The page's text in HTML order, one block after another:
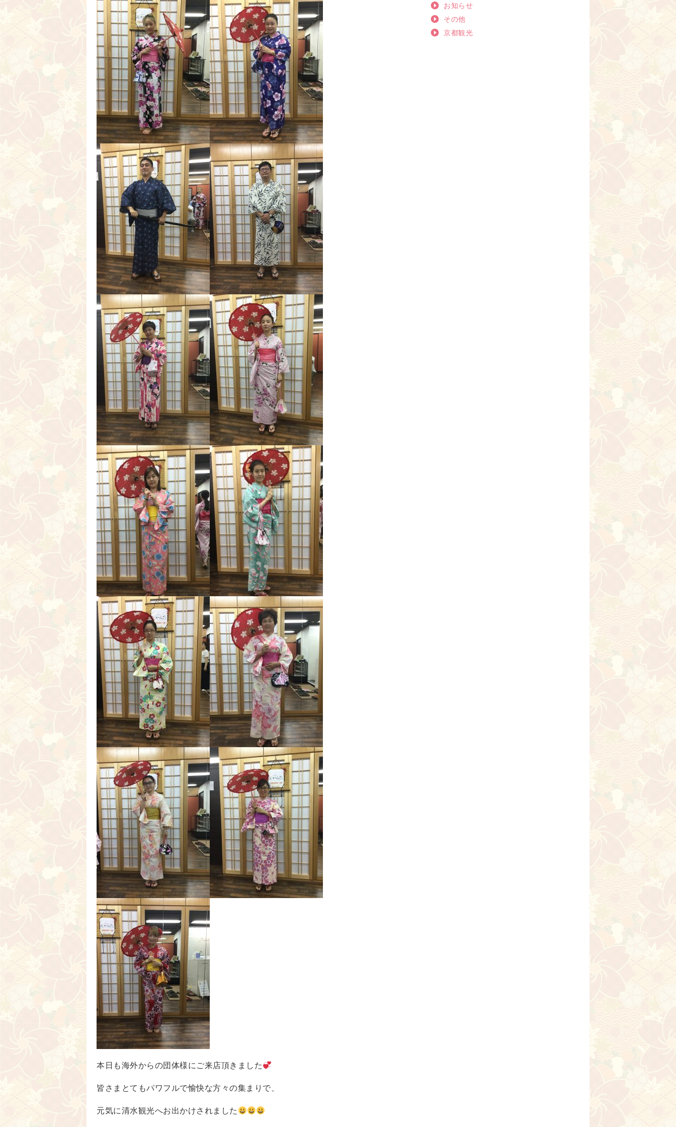
本日も海外からの団体様にご来店頂きました
皆さまとてもパワフルで愉快な方々の集まりで、
元気に清水観光へお出かけされました
お知らせ
その他
京都観光